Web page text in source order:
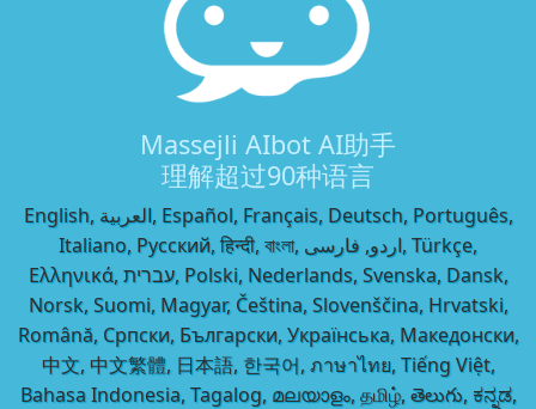
Massejli AIbot AI助手
理解超过90种语言
English, العربية, Español, Français, Deutsch, Português,
Italiano, Русский, हिन्दी, বাংলা, اردو, فارسی, Türkçe,
Ελληνικά, עברית, Polski, Nederlands, Svenska, Dansk,
Norsk, Suomi, Magyar, Čeština, Slovenščina, Hrvatski,
Română, Српски, Български, Українська, Македонски,
中文, 中文繁體, 日本語, 한국어, ภาษาไทย, Tiếng Việt,
Bahasa Indonesia, Tagalog, മലയാളം, தமிழ், తెలుగు, ಕನ್ನಡ,